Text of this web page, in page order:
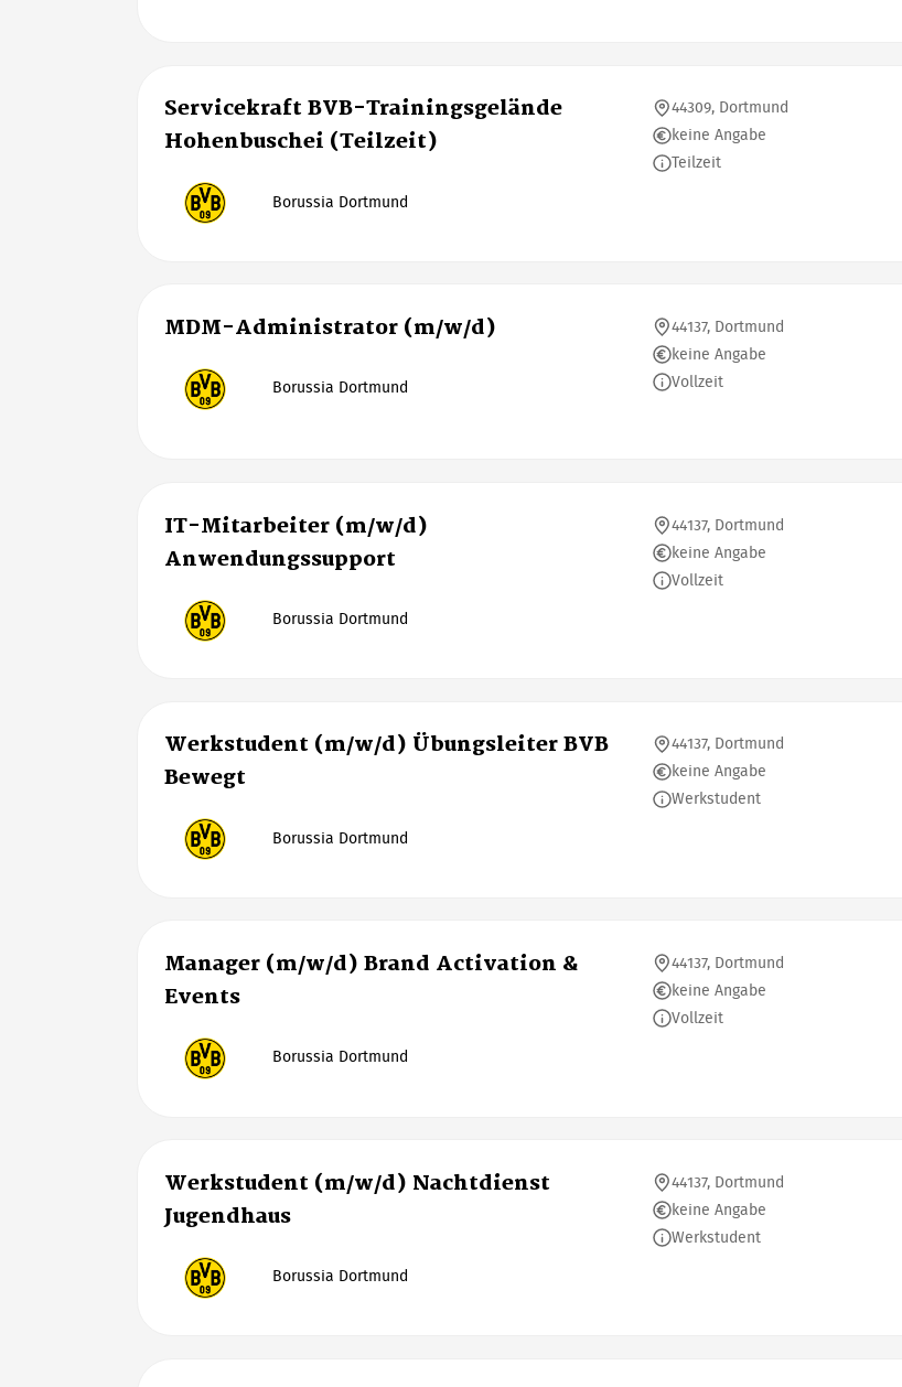
Servicekraft BVB-Trainingsgelände
Hohenbuschei (Teilzeit)
Borussia Dortmund
44309, Dortmund
keine Angabe
Teilzeit
MDM-Administrator (m/w/d)
Borussia Dortmund
44137, Dortmund
keine Angabe
Vollzeit
IT-Mitarbeiter (m/w/d)
Anwendungssupport
Borussia Dortmund
44137, Dortmund
keine Angabe
Vollzeit
Werkstudent (m/w/d) Übungsleiter BVB
Bewegt
Borussia Dortmund
44137, Dortmund
keine Angabe
Werkstudent
Manager (m/w/d) Brand Activation &
Events
Borussia Dortmund
44137, Dortmund
keine Angabe
Vollzeit
Werkstudent (m/w/d) Nachtdienst
Jugendhaus
Borussia Dortmund
44137, Dortmund
keine Angabe
Werkstudent